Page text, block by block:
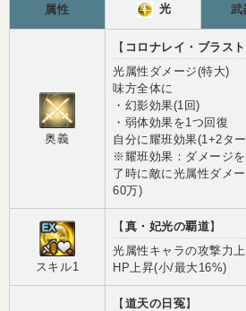
属性 光 武
奥義
【 コロナレイ・ブラス
光属性ダメージ(特大)
味方全体に
・幻影効果(1回)
・弱体効果を1つ回復
自分に耀班効果(1+2タ
※耀班効果：ダメージ
了時に敵に光属性ダメ
60万)
スキル1
【 真・妃光の覇道】
光属性キャラの攻撃力
HP上昇(小/最大16%)
【 道天の日冤】